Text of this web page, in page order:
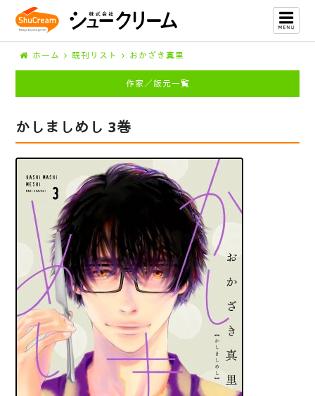
ホーム 既刊リスト おかざき真里
作家／版元一覧
かしましめし 3巻